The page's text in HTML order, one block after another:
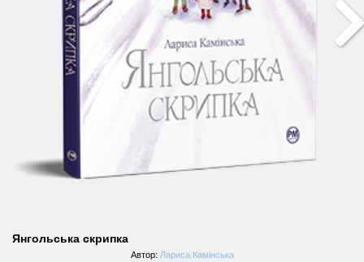
Янгольська скрипка
Автор: Лариса Камінська